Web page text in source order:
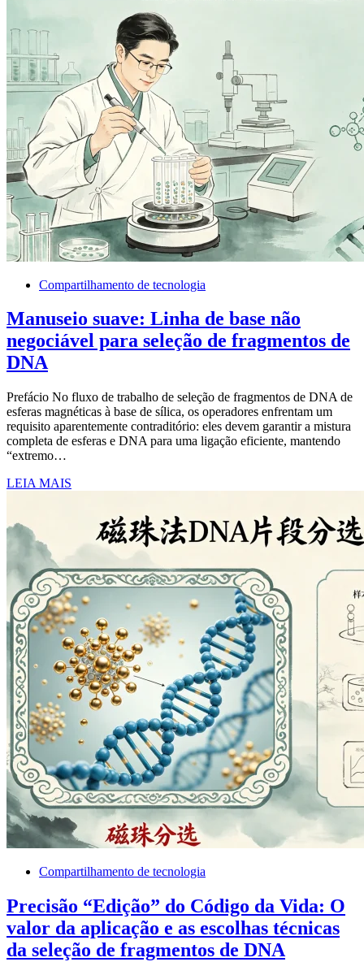
Compartilhamento de tecnologia
Manuseio suave: Linha de base não
negociável para seleção de fragmentos de
DNA
Prefácio No fluxo de trabalho de seleção de fragmentos de DNA de
esferas magnéticas à base de sílica, os operadores enfrentam um
requisito aparentemente contraditório: eles devem garantir a mistura
completa de esferas e DNA para uma ligação eficiente, mantendo
“extremo…
LEIA MAIS
Compartilhamento de tecnologia
Precisão “Edição” do Código da Vida: O
valor da aplicação e as escolhas técnicas
da seleção de fragmentos de DNA